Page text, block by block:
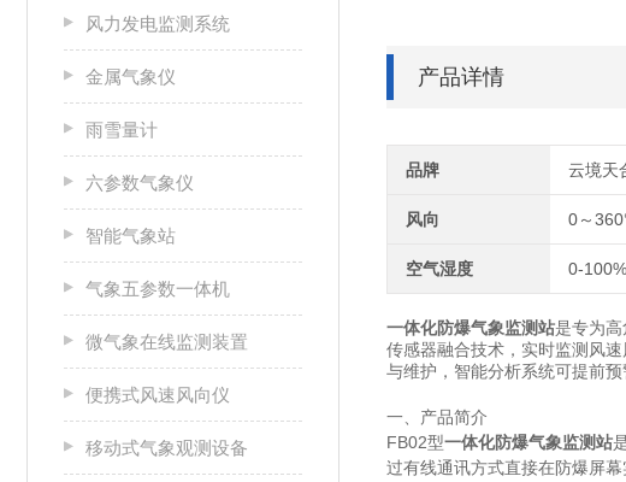
风力发电监测系统
金属气象仪
雨雪量计
六参数气象仪
智能气象站
气象五参数一体机
微气象在线监测装置
便携式风速风向仪
移动式气象观测设备
产品详情
品牌 云境天
风向 0～
空气湿度 0-
一体化防爆气象监测站是专为
传感器融合技术，实时监测风
与维护，智能分析系统可提前
一、产品简介
FB02型一体化防爆气象监测站
过有线通讯方式直接在防爆屏幕